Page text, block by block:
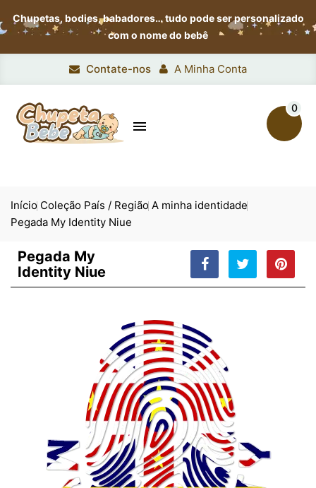
Chupetas, bodies, babadores…tudo pode ser personalizado
com o nome do bebê
Contate-nos A Minha Conta

0
Início Coleção País / Região A minha identidade
Pegada My Identity Niue
Pegada My
Identity Niue